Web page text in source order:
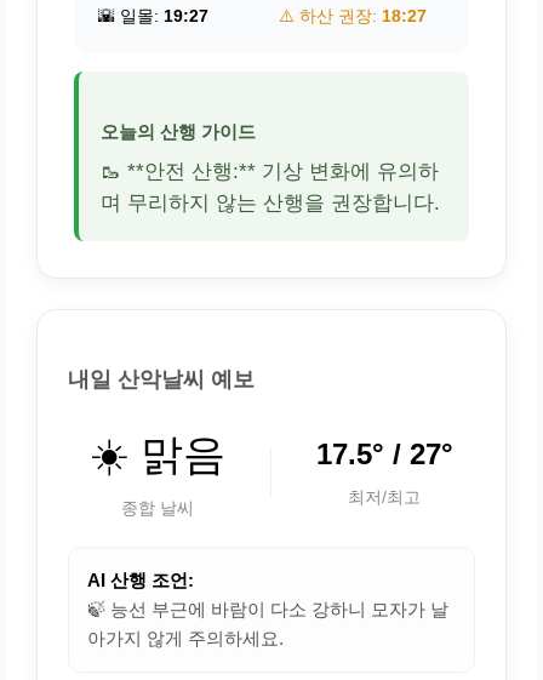
🌇 일몰: 19:27 ⚠️ 하산 권장: 18:27
오늘의 산행 가이드
🥾 **안전 산행:** 기상 변화에 유의하
며 무리하지 않는 산행을 권장합니다.
내일 산악날씨 예보
☀️ 맑음
종합 날씨
17.5° / 27°
최저/최고
AI 산행 조언:
🍃 능선 부근에 바람이 다소 강하니 모자가 날
아가지 않게 주의하세요.